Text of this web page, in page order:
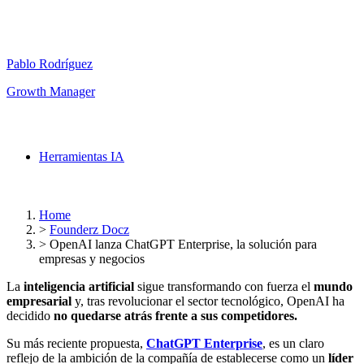
Pablo Rodríguez
Growth Manager
Herramientas IA
Home
> Founderz Docz
> OpenAI lanza ChatGPT Enterprise, la solución para
empresas y negocios
La inteligencia artificial sigue transformando con fuerza el mundo
empresarial y, tras revolucionar el sector tecnológico, OpenAI ha
decidido no quedarse atrás frente a sus competidores.
Su más reciente propuesta, ChatGPT Enterprise, es un claro
reflejo de la ambición de la compañía de establecerse como un líder